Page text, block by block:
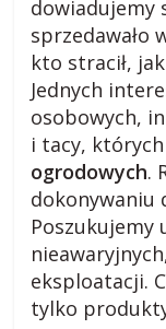
o
g
m
e
dowiadujemy
sprzedawało
kto stracił,
Jednych
osobowych,
i tacy,
ogrodowych.
dokonywaniu
Poszukujemy
eksploatacji.
tylko